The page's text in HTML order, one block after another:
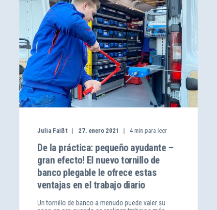
Julia Faißt 27. enero 2021 4min para leer
De la práctica: pequeño ayudante –
gran efecto! El nuevo tornillo de
banco plegable le ofrece estas
ventajas en el trabajo diario
Un tornillo de banco a menudo puede valer su